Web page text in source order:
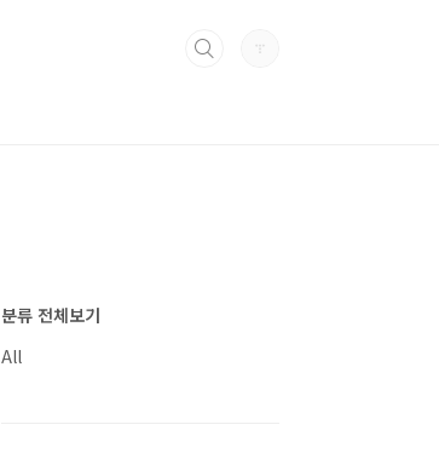
분류 전체보기
All